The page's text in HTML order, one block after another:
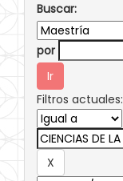
Buscar:
por
Filtros actuales: